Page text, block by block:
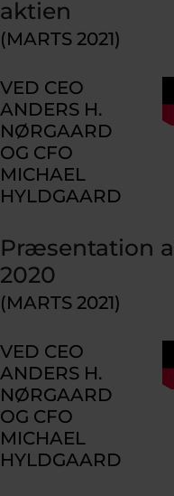
aktien
(MARTS 2021)
VED CEO
ANDERS H.
NØRGAARD
OG CFO
MICHAEL
HYLDGAARD
Præsentation
2020
(MARTS 2021)
VED CEO
ANDERS H.
NØRGAARD
OG CFO
MICHAEL
HYLDGAARD